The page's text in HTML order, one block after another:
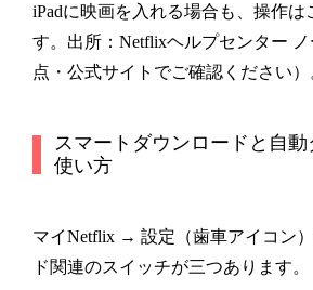
iPadに映画を入れる場合も、操作は
す。出所：Netflixヘルプセンター ノ
点・公式サイトでご確認ください）
スマートダウンロードと自
使い方
マイNetflix → 設定（歯車アイコン）
ド関連のスイッチが三つあります。